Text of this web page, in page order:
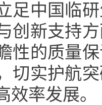
足中国临
创新支持
性的质量
切实护航
效率发展。